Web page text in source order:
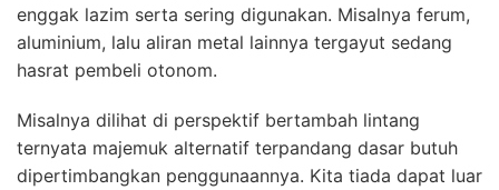
enggak lazim serta sering digunakan. Misalnya ferum,
aluminium, lalu aliran metal lainnya tergayut sedang
hasrat pembeli otonom.
Misalnya dilihat di perspektif bertambah lintang
ternyata majemuk alternatif terpandang dasar butuh
dipertimbangkan penggunaannya. Kita tiada dapat luar